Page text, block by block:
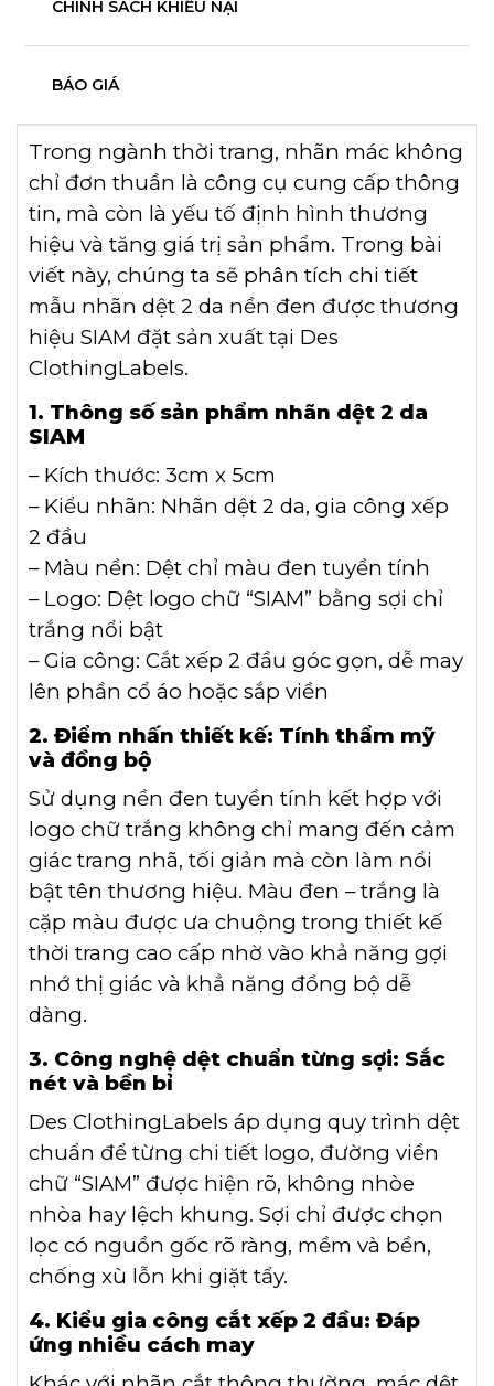
CHÍNH SÁCH KHIẾU NẠI
BÁO GIÁ
Trong ngành thời trang, nhãn mác không
chỉ đơn thuần là công cụ cung cấp thông
tin, mà còn là yếu tố định hình thương
hiệu và tăng giá trị sản phẩm. Trong bài
viết này, chúng ta sẽ phân tích chi tiết
mẫu nhãn dệt 2 da nền đen được thương
hiệu SIAM đặt sản xuất tại Des
ClothingLabels.
1. Thông số sản phẩm nhãn dệt 2 da
SIAM
– Kích thước: 3cm x 5cm
– Kiểu nhãn: Nhãn dệt 2 da, gia công xếp
2 đầu
– Màu nền: Dệt chỉ màu đen tuyền tính
– Logo: Dệt logo chữ “SIAM” bằng sợi chỉ
trắng nổi bật
– Gia công: Cắt xếp 2 đầu góc gọn, dễ may
lên phần cổ áo hoặc sắp viền
2. Điểm nhấn thiết kế: Tính thẩm mỹ
và đồng bộ
Sử dụng nền đen tuyền tính kết hợp với
logo chữ trắng không chỉ mang đến cảm
giác trang nhã, tối giản mà còn làm nổi
bật tên thương hiệu. Màu đen – trắng là
cặp màu được ưa chuộng trong thiết kế
thời trang cao cấp nhờ vào khả năng gợi
nhớ thị giác và khẳ năng đồng bộ dễ
dàng.
3. Công nghệ dệt chuẩn từng sợi: Sắc
nét và bền bỉ
Des ClothingLabels áp dụng quy trình dệt
chuẩn để từng chi tiết logo, đường viền
chữ “SIAM” được hiện rõ, không nhòe
nhòa hay lệch khung. Sợi chỉ được chọn
lọc có nguồn gốc rõ ràng, mềm và bền,
chống xù lỗn khi giặt tẩy.
4. Kiểu gia công cắt xếp 2 đầu: Đáp
ứng nhiều cách may